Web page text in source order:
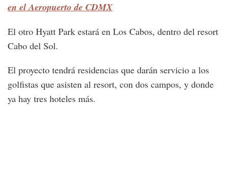
en el Aeropuerto de CDMX
El otro Hyatt Park estará en Los Cabos, dentro del resort
Cabo del Sol.
El proyecto tendrá residencias que darán servicio a los
golfistas que asisten al resort, con dos campos, y donde
ya hay tres hoteles más.